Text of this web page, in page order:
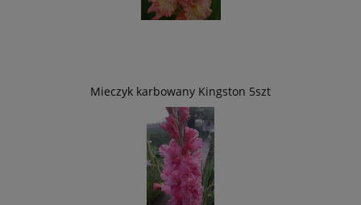
Mieczyk karbowany Kingston 5szt